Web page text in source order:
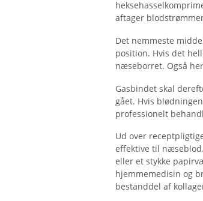
aftager
Det nemmeste
position. Hvis det
næseborret. Også
Gasbindet skal
gået. Hvis
professionelt
Ud over
effektive til
eller et stykke
hjemmemedisin og
bestanddel af